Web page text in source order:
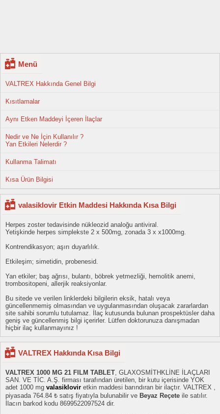
Menü
VALTREX Hakkında Genel Bilgi
Kısıtlamalar
Aynı Etken Maddeyi İçeren İlaçlar
Nedir ve Ne İçin Kullanılır ?
Yan Etkileri Nelerdir ?
Kullanma Talimatı
Kısa Ürün Bilgisi
valasiklovir Etkin Maddesi Hakkında Kısa Bilgi
Herpes zoster tedavisinde nükleozid analoğu antiviral.
Yetişkinde herpes simplekste 2 x 500mg, zonada 3 x x1000mg.
Kontrendikasyon; aşırı duyarlılık.
Etkileşim; simetidin, probenesid.
Yan etkiler; baş ağrısı, bulantı, böbrek yetmezliği, hemolitik anemi,
trombositopeni, allerjik reaksiyonlar.
Bu sitede ve verilen linklerdeki bilgilerin eksik, hatalı veya
güncellenmemiş olmasından ve uygulanmasından oluşacak zararlardan
site sahibi sorumlu tutulamaz. İlaç kutusunda bulunan prospektüsler daha
geniş ve güncellenmiş bilgi içerirler. Lütfen doktorunuza danışmadan
hiçbir ilaç kullanmayınız !
VALTREX Hakkında Kısa Bilgi
VALTREX 1000 MG 21 FILM TABLET, GLAXOSMİTHKLİNE İLAÇLARI
SAN. VE TİC. A.Ş. firması tarafından üretilen, bir kutu içerisinde YOK
adet 1000 mg valasiklovir etkin maddesi barındıran bir ilaçtır. VALTREX ,
piyasada 764.84 ₺ satış fiyatıyla bulunabilir ve Beyaz Reçete ile satılır.
İlacın barkod kodu 8699522097524 dir.